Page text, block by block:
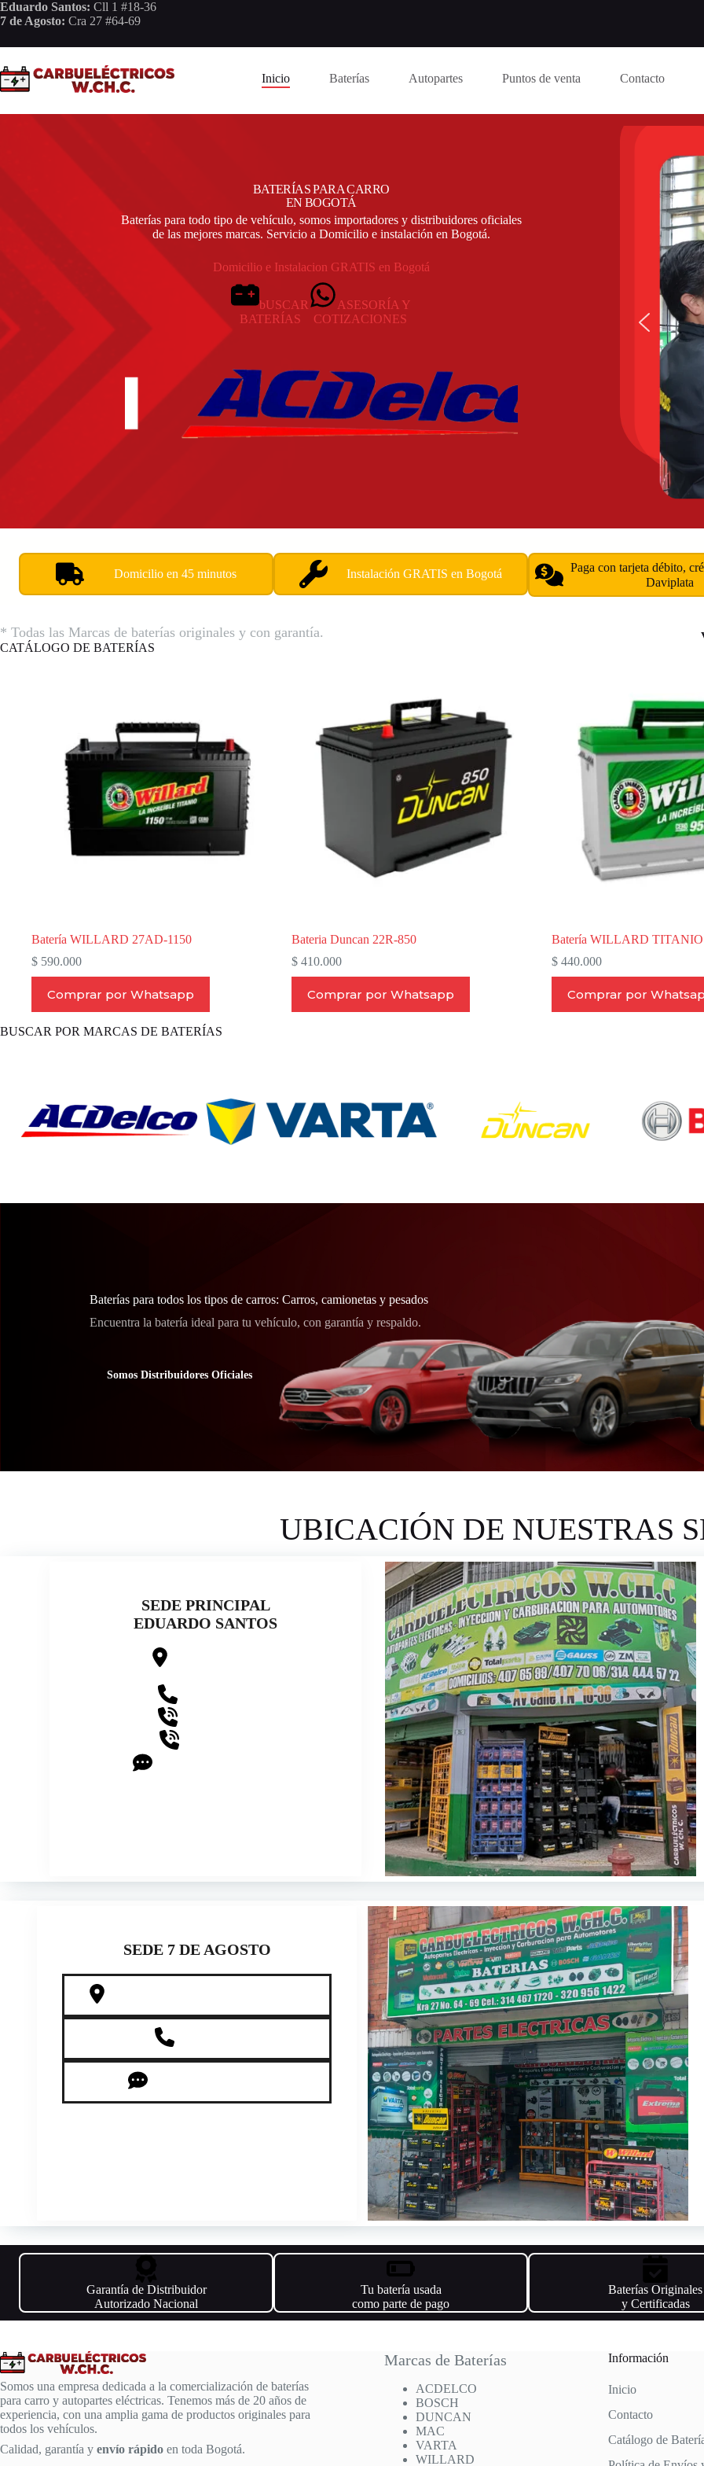
Saltar
al
Eduardo Santos: Cll 1 #18-36
7 de Agosto: Cra 27 #64-69
Inicio Baterías Autopartes Puntos de venta Contacto
BATERÍAS PARA CARRO
EN BOGOTÁ
Baterías para todo tipo de vehículo, somos importadores y distribuidores oficiales
de las mejores marcas. Servicio a Domicilio e instalación en Bogotá.
Domicilio e Instalacion GRATIS en Bogotá
bUSCAR
BATERÍAS
ASESORÍA Y
COTIZACIONES
Domicilio en 45 minutos Instalación GRATIS en Bogotá
Paga con tarjeta débito,
Daviplata
* Todas las Marcas de baterías originales y con garantía.
CATÁLOGO DE BATERÍAS
Batería WILLARD 27AD-1150
$ 590.000
Comprar por Whatsapp
Bateria Duncan 22R-850
$410.000
Comprar por Whatsapp
Batería WILLARD TITANIO
$440.000
Comprar por
BUSCAR POR MARCAS DE BATERÍAS
Baterías para todos los tipos de carros: Carros, camionetas y pesados
Encuentra la batería ideal para tu vehículo, con garantía y respaldo.
Somos Distribuidores Oficiales
UBICACIÓN DE NUESTRAS
SEDE PRINCIPAL
EDUARDO SANTOS
SEDE 7 DE AGOSTO
Garantía de Distribuidor
Autorizado Nacional
Tu batería usada
como parte de pago
Baterías Originales
y Certificadas
Somos una empresa dedicada a la comercialización de baterías
para carro y autopartes eléctricas. Tenemos más de 20 años de
experiencia, con una amplia gama de productos originales para
todos los vehículos.
Calidad, garantía y envío rápido en toda Bogotá.
Marcas de Baterías
ACDELCO
BOSCH
DUNCAN
MAC
VARTA
WILLARD
Información
Inicio
Contacto
Catálogo de